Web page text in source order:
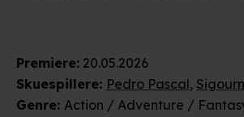
Premiere: 20.05.2026
Skuespillere: Pedro Pascal,
Genre: Action / Adventure /